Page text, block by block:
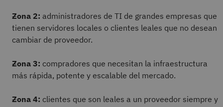
Zona 2: administradores de TI de grandes empresas que
tienen servidores locales o clientes leales que no desean
cambiar de proveedor.
Zona 3: compradores que necesitan la infraestructura
más rápida, potente y escalable del mercado.
Zona 4: clientes que son leales a un proveedor siempre y